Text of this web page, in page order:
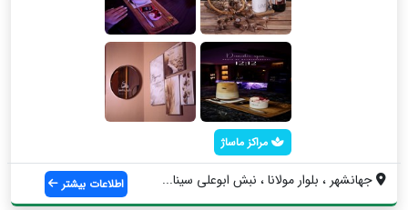
مراکز ماساژ
جهانشهر ، بلوار مولانا ، نبش ابوعلی سینا... اطلاعات بیشتر